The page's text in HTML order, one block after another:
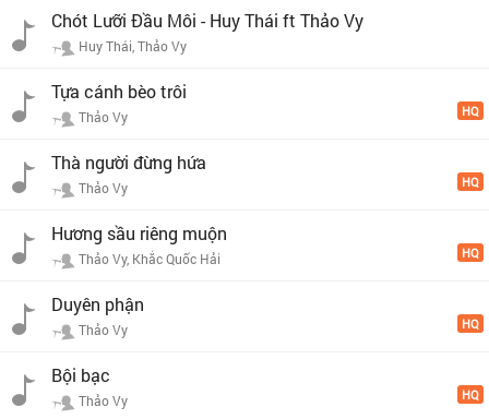
Chót Lưỡi Đầu Môi - Huy Thái ft Thảo Vy
Huy Thái, Thảo Vy
Tựa cánh bèo trôi
Thảo Vy HQ
Thà người đừng hứa
Thảo Vy HQ
Hương sầu riêng muộn
Thảo Vy, Khắc Quốc Hải HQ
Duyên phận
Thảo Vy HQ
Bội bạc
Thảo Vy HQ